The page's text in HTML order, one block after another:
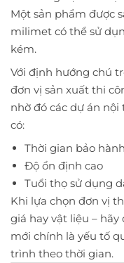
Một sản phẩm được
milimet có thể sử
kém.
Với định hướng chú
đơn vị sản xuất thi
nhờ đó các dự án
có:
Thời gian bảo
Độ ổn định cao
Tuổi thọ sử dụng
Khi lựa chọn đơn vị
giá hay vật liệu – hãy
mới chính là yếu tố
trình theo thời gian.